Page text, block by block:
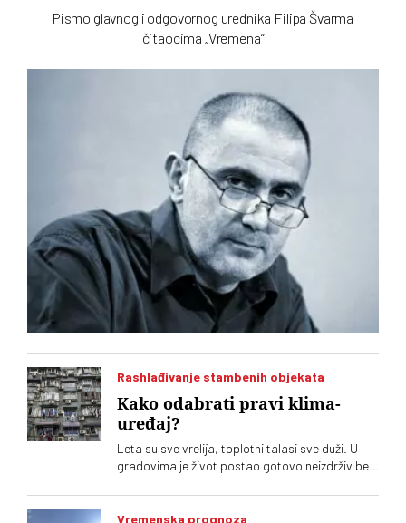
Pismo glavnog i odgovornog urednika Filipa Švarma
čitaocima „Vremena“
Rashlađivanje stambenih objekata
Kako odabrati pravi klima-
uređaj?
Leta su sve vrelija, toplotni talasi sve duži. U
gradovima je život postao gotovo neizdrživ bez
uređaja ogromna. Kako se opredeliti za pravi?
Na šta treba obratiti pažnju?
Vremenska prognoza